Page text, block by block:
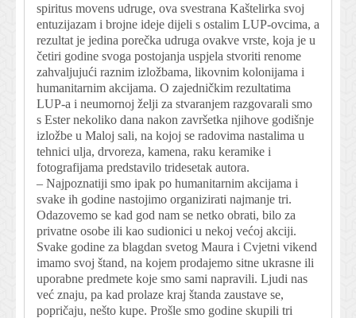
spiritus movens udruge, ova svestrana Kaštelirka svoj
entuzijazam i brojne ideje dijeli s ostalim LUP-ovcima, a
rezultat je jedina porečka udruga ovakve vrste, koja je u
četiri godine svoga postojanja uspjela stvoriti renome
zahvaljujući raznim izložbama, likovnim kolonijama i
humanitarnim akcijama. O zajedničkim rezultatima
LUP-a i neumornoj želji za stvaranjem razgovarali smo
s Ester nekoliko dana nakon završetka njihove godišnje
izložbe u Maloj sali, na kojoj se radovima nastalima u
tehnici ulja, drvoreza, kamena, raku keramike i
fotografijama predstavilo tridesetak autora.
– Najpoznatiji smo ipak po humanitarnim akcijama i
svake ih godine nastojimo organizirati najmanje tri.
Odazovemo se kad god nam se netko obrati, bilo za
privatne osobe ili kao sudionici u nekoj većoj akciji.
Svake godine za blagdan svetog Maura i Cvjetni vikend
imamo svoj štand, na kojem prodajemo sitne ukrasne ili
uporabne predmete koje smo sami napravili. Ljudi nas
već znaju, pa kad prolaze kraj štanda zaustave se,
popričaju, nešto kupe. Prošle smo godine skupili tri